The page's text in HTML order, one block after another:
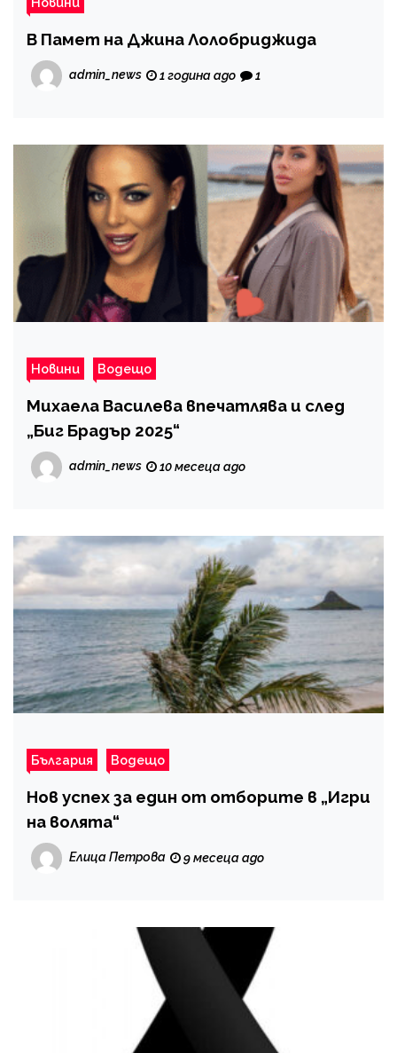
В Памет на Джина Лолобриджида
admin_news 1 година ago 1
Новини Водещо
Михаела Василева впечатлява и след
„Биг Брадър 2025“
admin_news 10 месеца ago
България Водещо
Нов успех за един от отборите в „Игри
на волята“
Елица Петрова 9 месеца ago